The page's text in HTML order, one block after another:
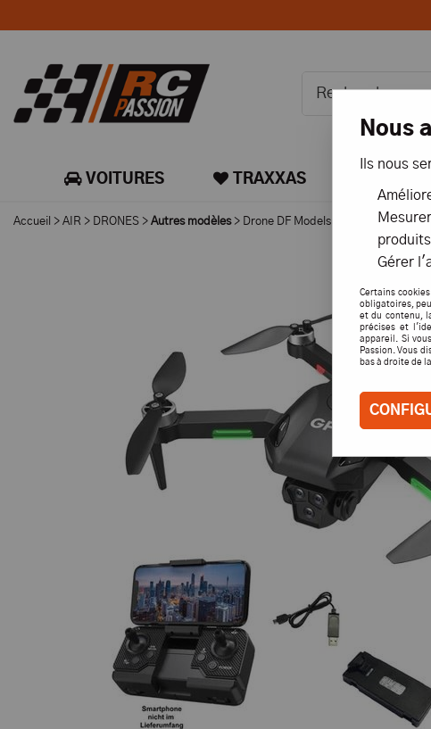
VOITURES TRAXXAS
Accueil > AIR > DRONES > Autres modèles > Drone DF Models SkyWatcher GPS
Nous
Ils nous
produits
Gérer
Certains
obligatoires,
et du contenu,
précises et
appareil. Si
Passion. Vous
bas à droite de